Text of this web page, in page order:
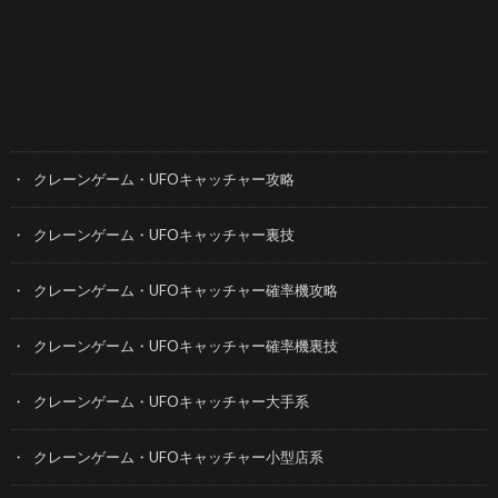
クレーンゲーム・UFOキャッチャー攻略
クレーンゲーム・UFOキャッチャー裏技
クレーンゲーム・UFOキャッチャー確率機攻略
クレーンゲーム・UFOキャッチャー確率機裏技
クレーンゲーム・UFOキャッチャー大手系
クレーンゲーム・UFOキャッチャー小型店系